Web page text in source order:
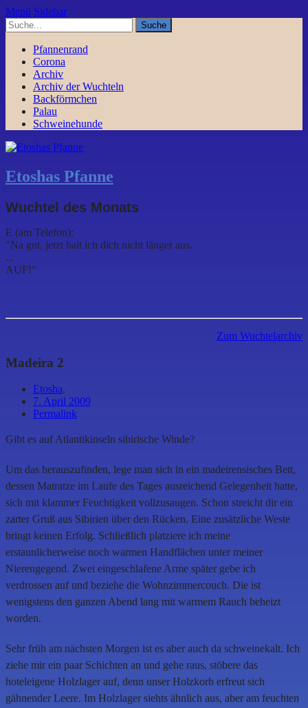
Menü Sidebar
Pfannenrand
Corona
Archiv
Archiv der Wuchteln
Backförmchen
Palau
Schweinehunde
Etoshas Pfanne
Wuchtel des Monats
E (am Telefon):
"Na gut, jetzt halt ich dich nicht länger aus.
...
AUF!"
Zum Wuchtelarchiv
Madeira 2
Etosha,
7. April 2009
Permalink
Gibt es auf Atlantikinseln sibirische Winde?
Um das herauszufinden, lege man sich in ein madeirensisches Bett,
dessen Matratze im Laufe des Tages ausreichend Gelegenheit hatte,
sich mit klammer Feuchtigkeit vollzusaugen. Schon streicht dir ein
zarter Gruß aus Sibirien über den Rücken. Eine zusätzliche Weste
bringt keinen Erfolg. Schließlich platziere ich meine
erstaunlicherweise noch warmen Handflächen unter meiner
Nierengegend. Zwei eingeschlafene Arme später gebe ich
verdrossen auf und beziehe die Wohnzimmercouch. Die ist
wenigstens den ganzen Abend lang mit warmem Rauch beheizt
worden.
Sehr früh am nächsten Morgen ist es aber auch da schweinekalt. Ich
ziehe mir ein paar Schichten an und gehe raus, stöbere das
hoteleigene Holzlager auf, denn unser Holzkorb erfreut sich
gähnender Leere. Im Holzlager siehts ähnlich aus, aber am feuchten